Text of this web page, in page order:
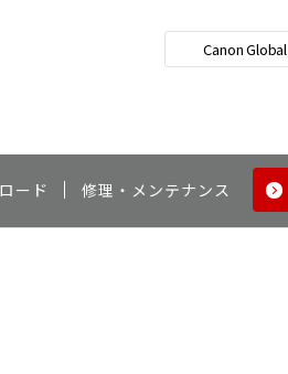
Canon Global
ード 修理・メンテナンス